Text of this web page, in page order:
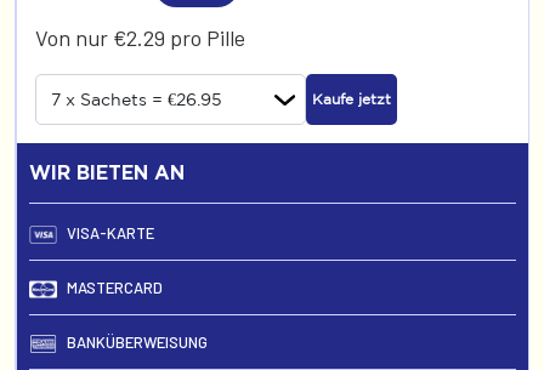
Von nur €2.29 pro Pille
Kaufe jetzt
WIR BIETEN AN
VISA-KARTE
MASTERCARD
BANKÜBERWEISUNG